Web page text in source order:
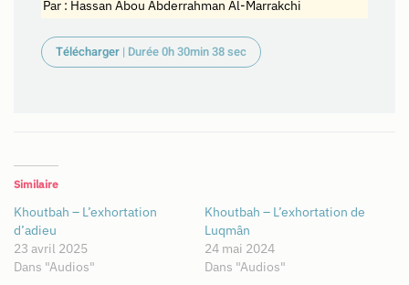
Par : Hassan Abou Abderrahman Al-Marrakchi
Télécharger | Durée 0h 30min 38 sec
Similaire
Khoutbah – L’exhortation
d’adieu
23 avril 2025
Dans "Audios"
Khoutbah – L’exhortation de
Luqmân
24 mai 2024
Dans "Audios"